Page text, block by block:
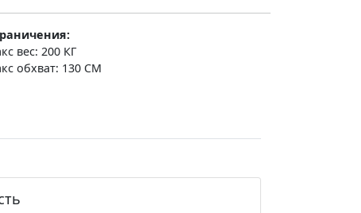
вес: 200 КГ
обхват: 130 СМ